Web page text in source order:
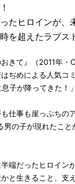
たヒロインが、
を超えたラブス
きて』（2011年・
ぢめによる人気コ
子が降ってきた！
仕事も崖っぷちの
男の子が現れたこ
端だったヒロイン
と生きること、支